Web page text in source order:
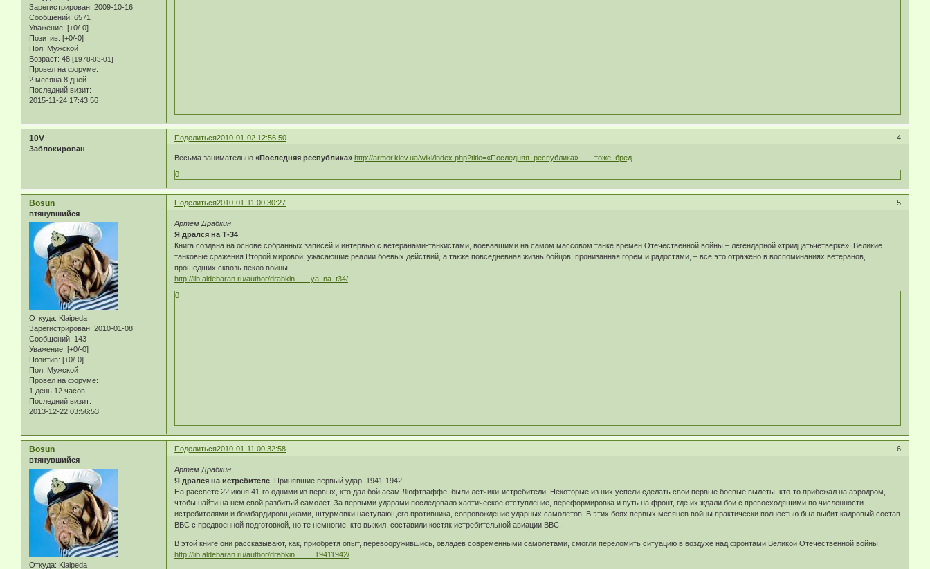
Зарегистрирован: 2009-10-16
Сообщений: 6571
Уважение: [+0/-0]
Позитив: [+0/-0]
Пол: Мужской
Возраст: 48 [1978-03-01]
Провел на форуме:
2 месяца 8 дней
Последний визит:
2015-11-24 17:43:56
Поделиться 4
2010-01-02 12:56:50
10V
Заблокирован
Весьма занимательно«Последняя республика» http://armor.kiev.ua/wiki/index.php?title=«Последняя_республика»_—_тоже_бред
0
Поделиться 5
2010-01-11 00:30:27
Bosun
втянувшийся
Откуда: Klaipeda
Зарегистрирован: 2010-01-08
Сообщений: 143
Уважение: [+0/-0]
Позитив: [+0/-0]
Пол: Мужской
Провел на форуме:
1 день 12 часов
Последний визит:
2013-12-22 03:56:53
Артем Драбкин
Я дрался на Т-34
Книга создана на основе собранных записей и интервью с ветеранами-танкистами, воевавшими на самом массовом танке времен Отечественной войны – легендарной «тридцатьчетверке». Великие
танковые сражения Второй мировой, ужасающие реалии боевых действий, а также повседневная жизнь бойцов, пронизанная горем и радостями, – все это отражено в воспоминаниях ветеранов,
прошедших сквозь пекло войны.
http://lib.aldebaran.ru/author/drabkin_ … ya_na_t34/
0
Поделиться 6
2010-01-11 00:32:58
Bosun
втянувшийся
Откуда: Klaipeda
Артем Драбкин
Я дрался на истребителе . Принявшие первый удар. 1941-1942
На рассвете 22 июня 41-го одними из первых, кто дал бой асам Люфтваффе, были летчики-истребители. Некоторые из них успели сделать свои первые боевые вылеты, кто-то прибежал на аэродром,
чтобы найти на нем свой разбитый самолет. За первыми ударами последовало хаотическое отступление, переформировка и путь на фронт, где их ждали бои с превосходящими по численности
истребителями и бомбардировщиками, штурмовки наступающего противника, сопровождение ударных самолетов. В этих боях первых месяцев войны практически полностью был выбит кадровый состав
ВВС с предвоенной подготовкой, но те немногие, кто выжил, составили костяк истребительной авиации ВВС.
В этой книге они рассказывают, как, приобретя опыт, перевооружившись, овладев современными самолетами, смогли переломить ситуацию в воздухе над фронтами Великой Отечественной войны.
http://lib.aldebaran.ru/author/drabkin_ … _19411942/